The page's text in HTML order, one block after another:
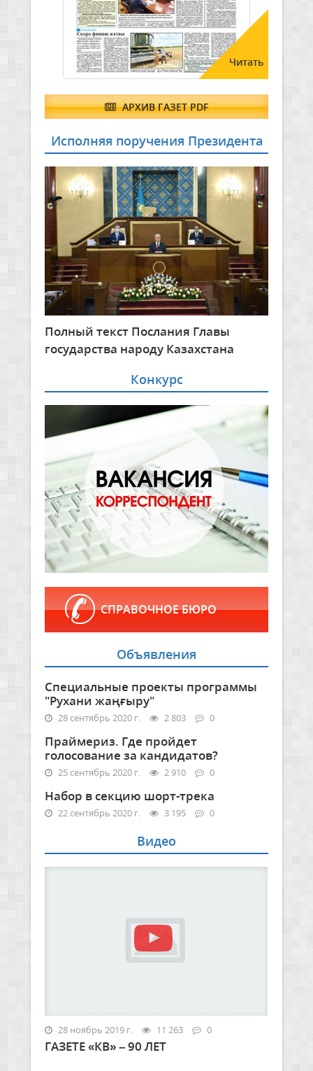
Читать
АРХИВ ГАЗЕТ PDF
Исполняя поручения Президента
Полный текст Послания Главы
государства народу Казахстана
Конкурс
СПРАВОЧНОЕ БЮРО
Объявления
Специальные проекты программы
"Рухани жаңғыру"
28 сентябрь 2020 г. 2 803 0
Праймериз. Где пройдет
голосование за кандидатов?
25 сентябрь 2020 г. 2 910 0
Набор в секцию шорт-трека
22 сентябрь 2020 г. 3 195 0
Видео
28 ноябрь 2019 г. 11 263 0
ГАЗЕТЕ «КВ» – 90 ЛЕТ